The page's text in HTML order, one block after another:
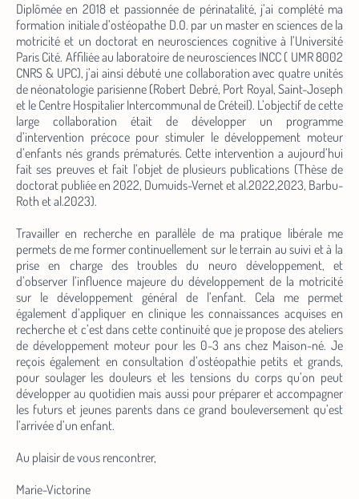
Diplômée en 2018 et passionnée de périnatalité, j’ai complété ma
formation initiale d’ostéopathe D.O. par un master en sciences de la
motricité et un doctorat en neurosciences cognitive à l’Université
Paris Cité. Affiliée au laboratoire de neurosciences INCC ( UMR 8002
CNRS & UPC), j’ai ainsi débuté une collaboration avec quatre unités
de néonatologie parisienne (Robert Debré, Port Royal, Saint-Joseph
et le Centre Hospitalier Intercommunal de Créteil). L’objectif de cette
large collaboration était de développer un programme
d’intervention précoce pour stimuler le développement moteur
d’enfants nés grands prématurés. Cette intervention a aujourd’hui
fait ses preuves et fait l’objet de plusieurs publications (Thèse de
doctorat publiée en 2022, Dumuids-Vernet et al.2022,2023, Barbu-
Roth et al.2023).
Travailler en recherche en parallèle de ma pratique libérale me
permets de me former continuellement sur le terrain au suivi et à la
prise en charge des troubles du neuro développement, et
d’observer l’influence majeure du développement de la motricité
sur le développement général de l’enfant. Cela me permet
également d’appliquer en clinique les connaissances acquises en
recherche et c’est dans cette continuité que je propose des ateliers
de développement moteur pour les 0-3 ans chez Maison-né. Je
reçois également en consultation d’ostéopathie petits et grands,
pour soulager les douleurs et les tensions du corps qu’on peut
développer au quotidien mais aussi pour préparer et accompagner
les futurs et jeunes parents dans ce grand bouleversement qu’est
l’arrivée d’un enfant.
Au plaisir de vous rencontrer,
Marie-Victorine